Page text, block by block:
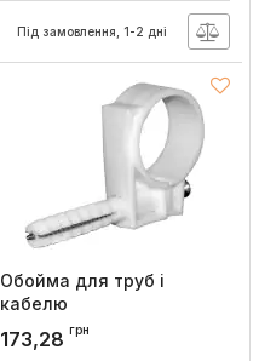
Артикул:s0430005
Під замовлення, 1-2 дні
Обойма для труб і
кабелю
e.holder.stand.15.16, d=15-
16мм (50щт), E.NEXT
173,28 грн